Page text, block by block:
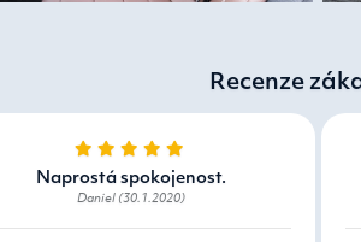
Recenze
Naprostá spokojenost.
Daniel (30.1.2020)